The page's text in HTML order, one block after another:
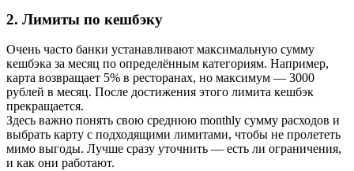
2. Лимиты по кешбэку
Очень часто банки устанавливают максимальную сумму
кешбэка за месяц по определённым категориям. Например,
карта возвращает 5% в ресторанах, но максимум — 3000
рублей в месяц. После достижения этого лимита кешбэк
прекращается.
Здесь важно понять свою среднюю monthly сумму расходов и
выбрать карту с подходящими лимитами, чтобы не пролететь
мимо выгоды. Лучше сразу уточнить — есть ли ограничения,
и как они работают.